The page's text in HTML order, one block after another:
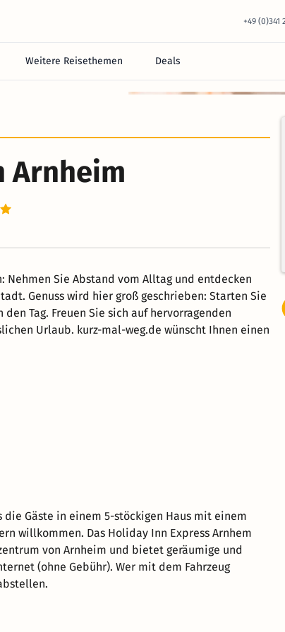
+49 (0)341
Weitere Reisethemen Deals
Arnheim
Sie Abstand vom Alltag und entdecken
Genuss wird hier groß geschrieben: Starten Sie
Tag. Freuen Sie sich auf hervorragenden
Urlaub. kurz-mal-weg.de wünscht Ihnen einen
die Gäste in einem 5-stöckigen Haus mit einem
willkommen. Das Holiday Inn Express Arnhem
von Arnheim und bietet geräumige und
(ohne Gebühr). Wer mit dem Fahrzeug